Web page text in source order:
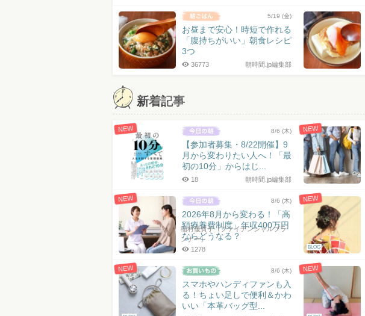
5/19 (金)
お昼まで安心！時短で作れる
「腹持ちがいい」朝食レシピ
3つ
朝時間.jp編集部
36773
新着記事
NEW 8/6 (木)
【参加者募集・8/22開催】9
月から変わりたい人へ！「最
初の10分」からはじ...
朝時間.jp編集部
18
NEW
NEW 8/6 (木)
2026年8月から変わる！「高
額療養費制度」年収400万円
ならどうなる？
稲村優貴子（ファイナンシャルプラ
ンナー）
1278
NEW
BLOG
NEW 8/6 (木)
スマホやハンディファンも入
る！ちょい足しで便利＆かわ
いい「本革バッグ型...
NEW